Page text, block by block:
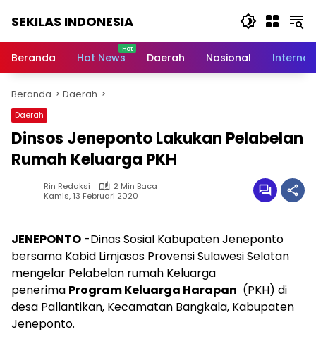
SEKILAS INDONESIA
Terkini,
Latest
World,
Headlines,
News
Today
Beranda Hot News Daerah Nasional
Beranda Daerah
Daerah
Dinsos Jeneponto Lakukan Pelabelan
Rumah Keluarga PKH
Rin Redaksi
2 Min Baca
Kamis, 13 Februari 2020
JENEPONTO -Dinas Sosial Kabupaten Jeneponto
bersama Kabid Limjasos Provensi Sulawesi Selatan
mengelar Pelabelan rumah Keluarga
penerima Program Keluarga Harapan (PKH) di
desa Pallantikan, Kecamatan Bangkala, Kabupaten
Jeneponto.